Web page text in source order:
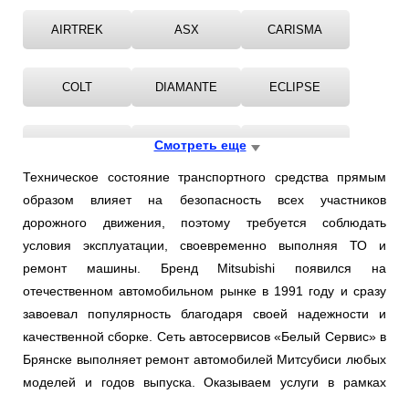
AIRTREK ASX CARISMA
COLT DIAMANTE ECLIPSE
GRANDIS
L200 LANCER
SIGMA SPACE
Смотреть еще
Техническое состояние транспортного средства прямым
образом влияет на безопасность всех участников
дорожного движения, поэтому требуется соблюдать
условия эксплуатации, своевременно выполняя ТО и
ремонт машины. Бренд Mitsubishi появился на
отечественном автомобильном рынке в 1991 году и сразу
завоевал популярность благодаря своей надежности и
качественной сборке. Сеть автосервисов «Белый Сервис» в
Брянске выполняет ремонт автомобилей Митсубиси любых
моделей и годов выпуска. Оказываем услуги в рамках